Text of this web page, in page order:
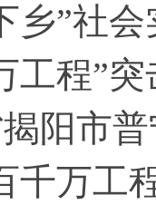
乡”社
工程”
阳市
千万工